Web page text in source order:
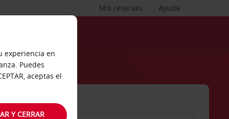
Ayuda
Mis reservas
experiencia en
Puedes
aceptas el
Y CERRAR